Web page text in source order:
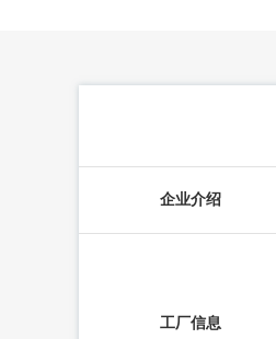
企业介绍
工厂信息